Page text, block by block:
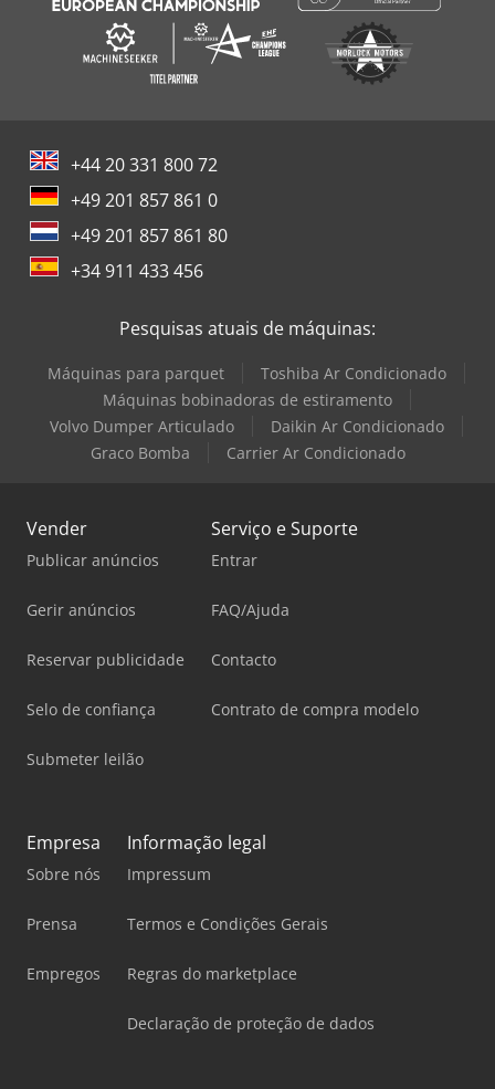
+44 20 331 800 72
+49 201 857 861 0
+49 201 857 861 80
+34 911 433 456
Pesquisas atuais de máquinas:
Máquinas para parquet
Toshiba Ar Condicionado
Máquinas bobinadoras de estiramento
Volvo Dumper Articulado
Daikin Ar Condicionado
Graco Bomba
Carrier Ar Condicionado
Vender
Publicar anúncios
Gerir anúncios
Reservar publicidade
Selo de confiança
Submeter leilão
Serviço e Suporte
Entrar
FAQ/Ajuda
Contacto
Contrato de compra modelo
Empresa
Sobre nós
Prensa
Empregos
Informação legal
Impressum
Termos e Condições Gerais
Regras do marketplace
Declaração de proteção de dados